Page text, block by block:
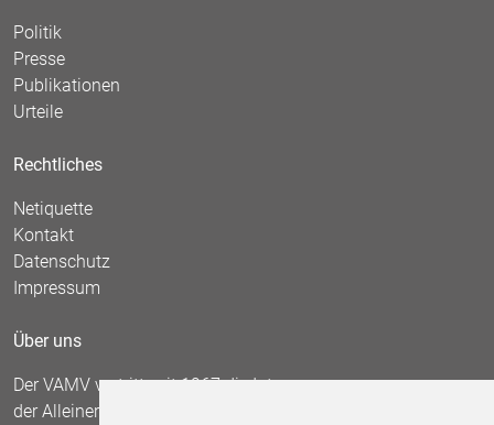
Politik
Presse
Publikationen
Urteile
Rechtliches
Netiquette
Kontakt
Datenschutz
Impressum
Über uns
Der VAMV vertritt seit 1967 die Interessen
der Alleinerziehenden und fordert die Anerkennung